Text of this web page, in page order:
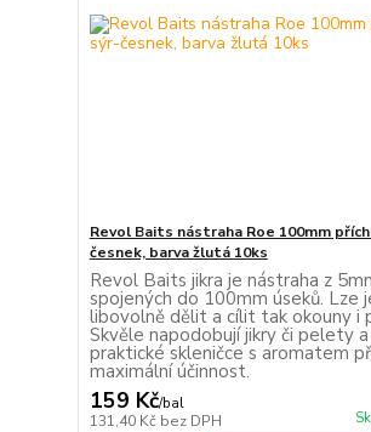
Revol Baits nástraha Roe 100mm
česnek, barva žlutá 10ks
Revol Baits jikra je nástraha z
spojených do 100mm úseků. Lze
libovolně dělit a cílit tak okouny i
Skvěle napodobují jikry či pelety
praktické skleničce s aromatem
maximální účinnost.
159 Kč/bal
131,40 Kč bez DPH